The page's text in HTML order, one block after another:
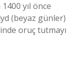
yıl önce
(beyaz günler)
oruç tutmayı